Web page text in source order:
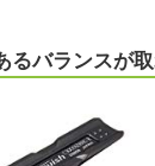
るバランスが